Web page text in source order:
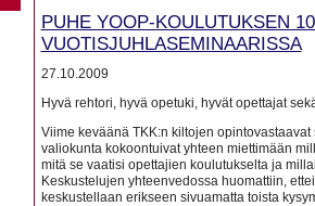
PUHE YOOP-KOULUTUKSEN
VUOTISJUHLASEMINAARISSA
27.10.2009
Hyvä rehtori, hyvä opetuki, hyvät opettajat
Viime keväänä TKK:n kiltojen
valiokunta kokoontuivat yhteen miettimään
mitä se vaatisi opettajien koulutukselta ja
Keskustelujen yhteenvedossa huomattiin,
keskustellaan erikseen sivuamatta toista